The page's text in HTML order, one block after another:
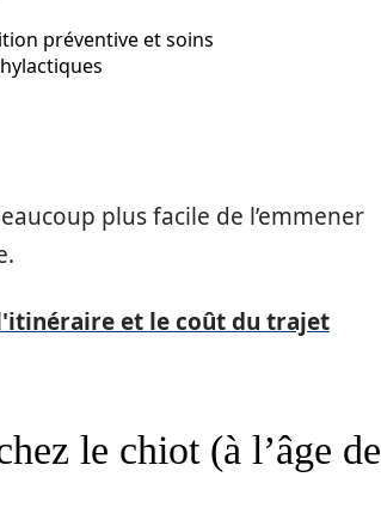
préventive et soins
plus facile de l’emmener
et le coût du trajet
le chiot (à l’âge de